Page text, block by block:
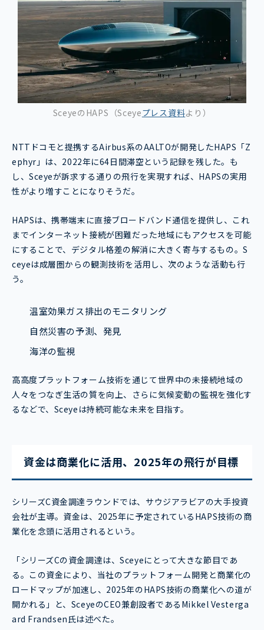
SceyeのHAPS（Sceyeプレス資料より）
NTTドコモと提携するAirbus系のAALTOが開発したHAPS「Z
ephyr」は、2022年に64日間滞空という記録を残した。も
し、Sceyeが訴求する通りの飛行を実現すれば、HAPSの実用
性がより増すことになりそうだ。
HAPSは、携帯端末に直接ブロードバンド通信を提供し、これ
までインターネット接続が困難だった地域にもアクセスを可能
にすることで、デジタル格差の解消に大きく寄与するもの。S
ceyeは成層圏からの観測技術を活用し、次のような活動も行
う。
温室効果ガス排出のモニタリング
自然災害の予測、発見
海洋の監視
高高度プラットフォーム技術を通じて世界中の未接続地域の
人々をつなぎ生活の質を向上、さらに気候変動の監視を強化す
るなどで、Sceyeは持続可能な未来を目指す。
資金は商業化に活用、2025年の飛行が目標
シリーズC資金調達ラウンドでは、サウジアラビアの大手投資
会社が主導。資金は、2025年に予定されているHAPS技術の商
業化を念頭に活用されるという。
「シリーズCの資金調達は、Sceyeにとって大きな節目であ
る。この資金により、当社のプラットフォーム開発と商業化の
ロードマップが加速し、2025年のHAPS技術の商業化への道が
開かれる」と、SceyeのCEO兼創設者であるMikkel Vesterga
ard Frandsen氏は述べた。